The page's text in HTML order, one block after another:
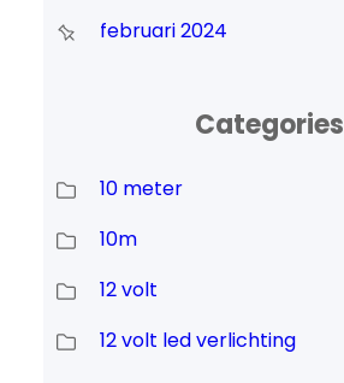
februari 2024
Categories
10 meter
10m
12 volt
12 volt led verlichting